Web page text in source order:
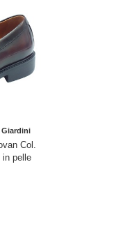
Giardini
Col.
in pelle